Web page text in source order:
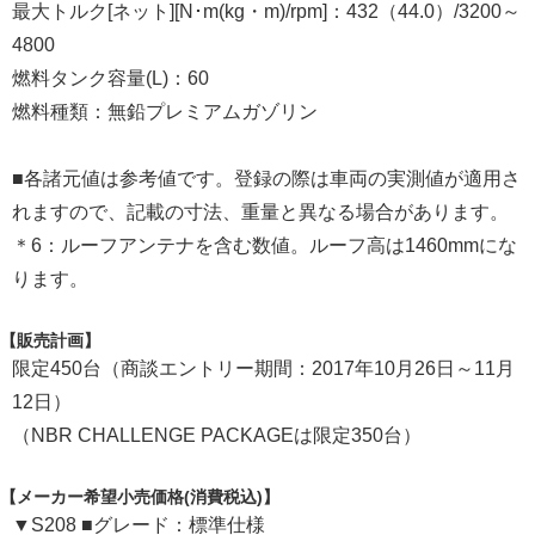
最大トルク[ネット][N･m(kg・m)/rpm]：432（44.0）/3200～
4800
燃料タンク容量(L)：60
燃料種類：無鉛プレミアムガゾリン
■各諸元値は参考値です。登録の際は車両の実測値が適用さ
れますので、記載の寸法、重量と異なる場合があります。
＊6：ルーフアンテナを含む数値。ルーフ高は1460mmにな
ります。
【販売計画】
限定450台（商談エントリー期間：2017年10月26日～11月
12日）
（NBR CHALLENGE PACKAGEは限定350台）
【メーカー希望小売価格(消費税込)】
▼S208 ■グレード：標準仕様